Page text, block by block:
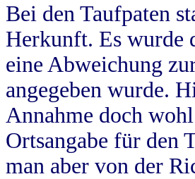
Bei den Taufpaten
Herkunft. Es wurde
eine Abweichung
angegeben wurde.
Annahme doch
Ortsangabe für den
man aber von der